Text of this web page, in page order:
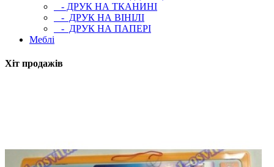
- ДРУК НА ТКАНИНІ
- ДРУК НА ВІНІЛІ
- ДРУК НА ПАПЕРІ
Меблі
Хіт продажів